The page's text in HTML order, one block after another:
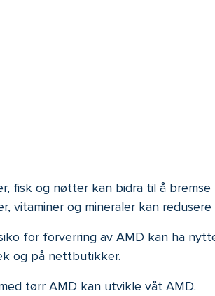
og nøtter kan bidra til å bremse
og mineraler kan
for forverring av AMD kan ha
og på nettbutikker.
tørr AMD kan utvikle våt AMD.